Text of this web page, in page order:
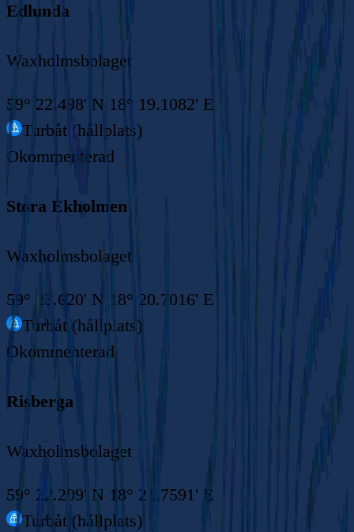
Edlunda
Waxholmsbolaget
59° 22.498' N 18° 19.1082' E
Turbåt (hållplats)
Okommenterad
Stora Ekholmen
Waxholmsbolaget
59° 23.620' N 18° 20.7016' E
Turbåt (hållplats)
Okommenterad
Risberga
Waxholmsbolaget
59° 22.209' N 18° 21.7591' E
Turbåt (hållplats)